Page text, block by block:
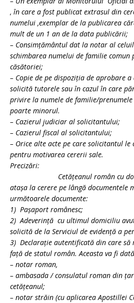
, în care a fost publicat extrasul din
numelui ,exemplar de la publicarea
mult de un 1 an de la data publicării;
– Consimţământul dat la notar al
schimbarea numelui de familie
căsătoriei;
– Copie de pe dispoziţia de aprobare
solicită tutorele sau în cazul în care
privire la numele de familie/prenumele
poarte minorul.
– Cazierul judiciar al solicitantului;
– Cazierul fiscal al solicitantului;
– Orice alte acte pe care solicitantul le
pentru motivarea cererii sale.
Cetăţeanul român cu
ataşa la cerere pe lângă documentele
următoarele documente:
1) Paşaport românesc;
2) Adeverinţă cu ultimul domiciliu
solicită de la Serviciul de evidenţă a
3) Declaraţie autentificată din care să
faţă de statul român. Aceasta va fi
– notar roman,
– ambasada / consulatul roman din
cetăţeanul;
– notar străin (cu aplicarea Apostillei